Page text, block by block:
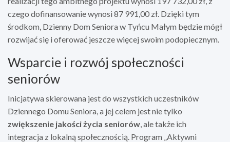
czego dofinansowanie wynosi 87 991,00 zł. Dzięki tym
środkom, Dzienny Dom Seniora w Tyńcu Małym będzie mógł
rozwijać się i oferować jeszcze więcej swoim podopiecznym.
Wsparcie i rozwój społeczności
seniorów
Inicjatywa skierowana jest do wszystkich uczestników
Dziennego Domu Seniora, a jej celem jest nie tylko
zwiększenie jakości życia seniorów, ale także ich
integracja z lokalną społecznością. Program „Aktywni